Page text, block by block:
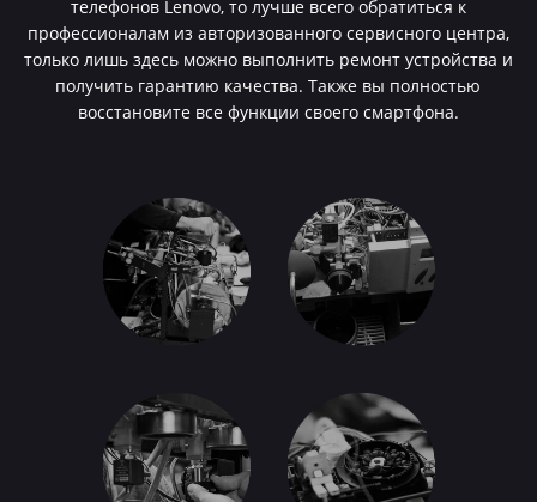
телефонов Lenovo, то лучше всего обратиться к
профессионалам из авторизованного сервисного центра,
только лишь здесь можно выполнить ремонт устройства и
получить гарантию качества. Также вы полностью
восстановите все функции своего смартфона.